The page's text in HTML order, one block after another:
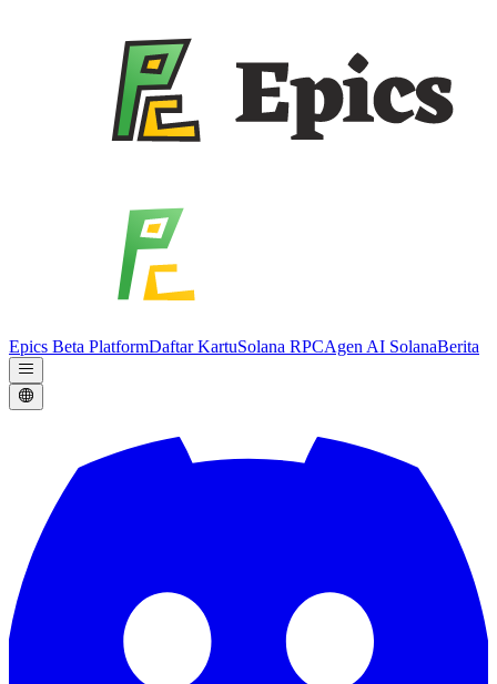
Epics Beta PlatformDaftar KartuSolana RPCAgen AI SolanaBerita